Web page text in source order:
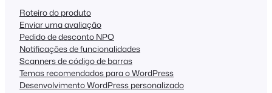
Roteiro do produto
Enviar uma avaliação
Pedido de desconto NPO
Notificações de funcionalidades
Scanners de código de barras
Temas recomendados para o WordPress
Desenvolvimento WordPress personalizado